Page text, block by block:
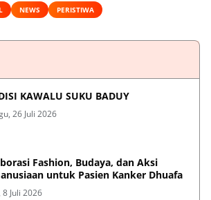
NEWS PERISTIWA
KAWALU SUKU BADUY
26 Juli 2026
Fashion, Budaya, dan Aksi
untuk Pasien Kanker Dhuafa
8 Juli 2026